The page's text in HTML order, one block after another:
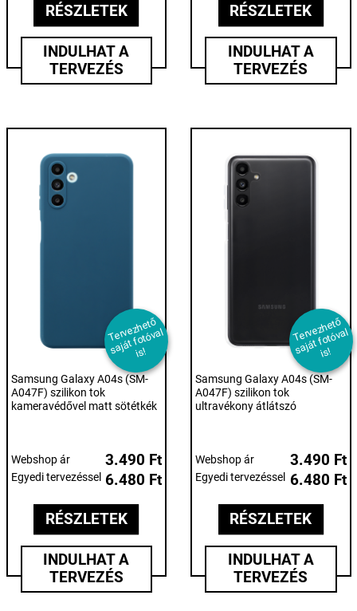
RÉSZLETEK
INDULHAT A
TERVEZÉS
RÉSZLETEK
INDULHAT A
TERVEZÉS
T
er
v
e
z
h
et
ő
s
aj
át f
ot
ó
v
al
i
s!
Samsung Galaxy A04s (SM-
A047F) szilikon tok
kameravédővel matt sötétkék
Webshop ár 3.490 Ft
Egyedi tervezéssel 6.480 Ft
RÉSZLETEK
INDULHAT A
TERVEZÉS
T
er
v
e
z
h
et
ő
s
aj
át f
ot
ó
v
al
i
s!
Samsung Galaxy A04s (SM-
A047F) szilikon tok
ultravékony átlátszó
Webshop ár 3.490 Ft
Egyedi tervezéssel 6.480 Ft
RÉSZLETEK
INDULHAT A
TERVEZÉS